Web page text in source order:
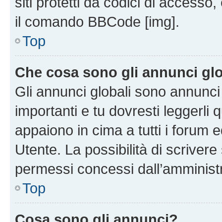
il comando BBCode [img].
Top
Che cosa sono gli annunci
Gli annunci globali sono
importanti e tu dovresti leggerli
appaiono in cima a tutti i forum
Utente. La possibilità di
permessi concessi
Top